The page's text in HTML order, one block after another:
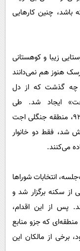
باشد، چنین کارهایی
زیبا و کوهستانی
هنوز هم نمی‌دانند
قبل چه گذشت که از دل
ایجاد شد. طی
صورت‌جلسه‌ای در پنجم اردیبهشت ماه ‌سال ٩٢، منطقه جنگلی اجت
شد، فقط دو خانوار
می‌کنند.
انتخابات شوراها
مکان خالی از سکنه برگزار شد و
پس از این اقدام،
که جزو منابع
برخی از مالکان این